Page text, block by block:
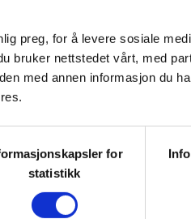
preg, for å levere sosiale
bruker nettstedet vårt, med
med annen informasjon du
for
statistikk
de skal
kjenner
for vårt
sier Bente